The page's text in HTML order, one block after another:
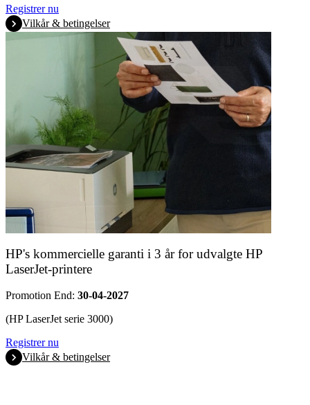
Registrer nu
Vilkår & betingelser
HP's kommercielle garanti i 3 år for udvalgte HP
LaserJet-printere
Promotion End: 30-04-2027
(HP LaserJet serie 3000)
Registrer nu
Vilkår & betingelser